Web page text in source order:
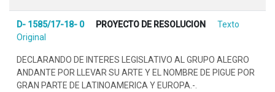
D- 1585/17-18- 0 PROYECTO DE RESOLUCION
Texto
Original
DECLARANDO DE INTERES LEGISLATIVO AL GRUPO ALEGRO
ANDANTE POR LLEVAR SU ARTE Y EL NOMBRE DE PIGUE POR
GRAN PARTE DE LATINOAMERICA Y EUROPA.-.